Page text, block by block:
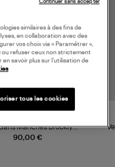
90,00 €
Manches Brooklyn
Chocolat
similaires à des fins de
en collaboration avec des
vos choix via « Paramétrer »,
ou refuser ceux non strictement
savoir plus sur l’utilisation de
tous les cookies
Continuer sans accepter